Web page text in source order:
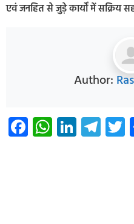
एवं जनहित से जुड़े कार्यों में सक्रिय
Author:
Facebook